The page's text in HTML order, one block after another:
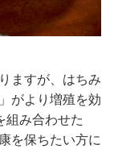
ますが、はちみ
がより増殖を効
組み合わせた
を保ちたい方に